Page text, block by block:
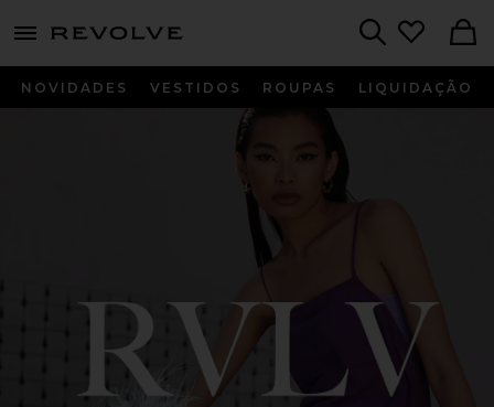
menu - shows more content
NOVIDADES VESTIDOS ROUPAS LIQUIDAÇÃO